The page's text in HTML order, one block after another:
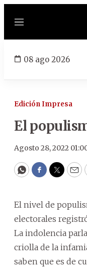
Menú
08 ago 2026
Edición Impresa
El
Agosto 28, 2022
WhatsApp
Facebook
El nivel de
electorales
La indolencia
criolla de la
saben que es de